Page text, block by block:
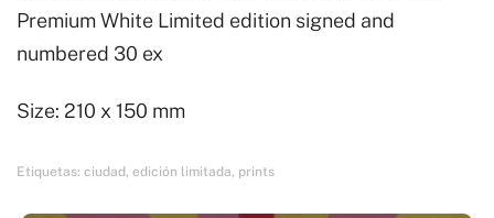
Premium White Limited edition signed and
numbered 30 ex
Size: 210 x 150 mm
Etiquetas: ciudad, edición limitada, prints